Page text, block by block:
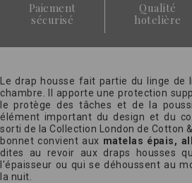
Paiement
sécurisé
Qualité
hotelière
Le drap housse fait partie du linge de
chambre. Il apporte une protection
le protège des tâches et de la
élément important du design et du
sorti de la Collection London de Cotton
bonnet convient aux matelas épais,
dites au revoir aux draps housses
l'épaisseur ou qui se déhoussent au
la nuit.